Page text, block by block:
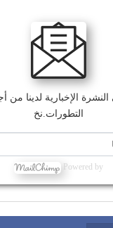
الإخبارية لدينا من
التطورات.نخ
Powered by